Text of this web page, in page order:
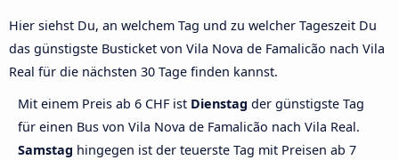
Hier siehst Du, an welchem Tag und zu welcher Tageszeit Du
das günstigste Busticket von Vila Nova de Famalicão nach Vila
Real für die nächsten 30 Tage finden kannst.
Mit einem Preis ab 6 CHF ist Dienstag der günstigste Tag
für einen Bus von Vila Nova de Famalicão nach Vila Real.
Samstag hingegen ist der teuerste Tag mit Preisen ab 7